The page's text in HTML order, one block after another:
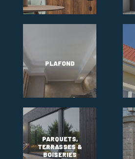
PLAFOND
PARQUETS,
TERRASSES &
BOISERIES